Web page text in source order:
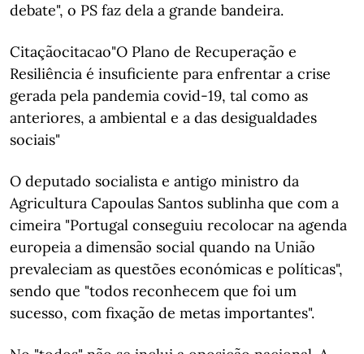
debate", o PS faz dela a grande bandeira.
Citaçãocitacao"O Plano de Recuperação e
Resiliência é insuficiente para enfrentar a crise
gerada pela pandemia covid-19, tal como as
anteriores, a ambiental e a das desigualdades
sociais"
O deputado socialista e antigo ministro da
Agricultura Capoulas Santos sublinha que com a
cimeira "Portugal conseguiu recolocar na agenda
europeia a dimensão social quando na União
prevaleciam as questões económicas e políticas",
sendo que "todos reconhecem que foi um
sucesso, com fixação de metas importantes".